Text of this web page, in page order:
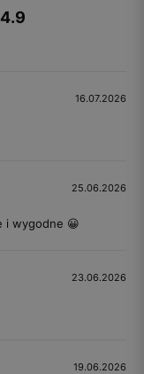
4.9
16.07.2026
25.06.2026
i wygodne 😀
23.06.2026
19.06.2026